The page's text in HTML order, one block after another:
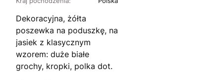
Dekoracyjna, żółta
poszewka na poduszkę, na
jasiek z klasycznym
wzorem: duże białe
grochy, kropki, polka dot.